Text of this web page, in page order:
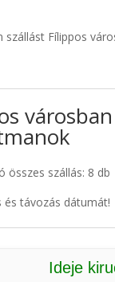
Fílippos
összes szállás: 8 db
és távozás dátumát!
Ideje